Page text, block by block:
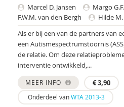
A.A. de Bildt
Sakinah Binti Idris
Roos Birnie
Peter Blanken
Paul Blankert
Marcel D. Jansen Margo
F.W.M. van den Bergh
Hilde
Als er bij een van de partners van
een Autismespectrumstoornis
de relatie. Om deze
interventie ontwikkeld,...
MEER INFO €3,90
Onderdeel vanWTA 2013-3